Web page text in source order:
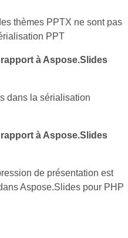
thèmes PPTX ne sont pas
PPT
à Aspose.Slides
dans la sérialisation
à Aspose.Slides
de présentation est
Aspose.Slides pour PHP